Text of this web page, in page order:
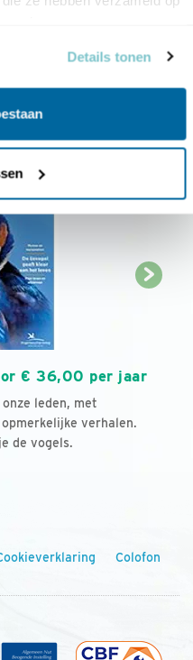
Details tonen
€ 36,00 per jaar
leden, met
verhalen.
de vogels.
Colofon